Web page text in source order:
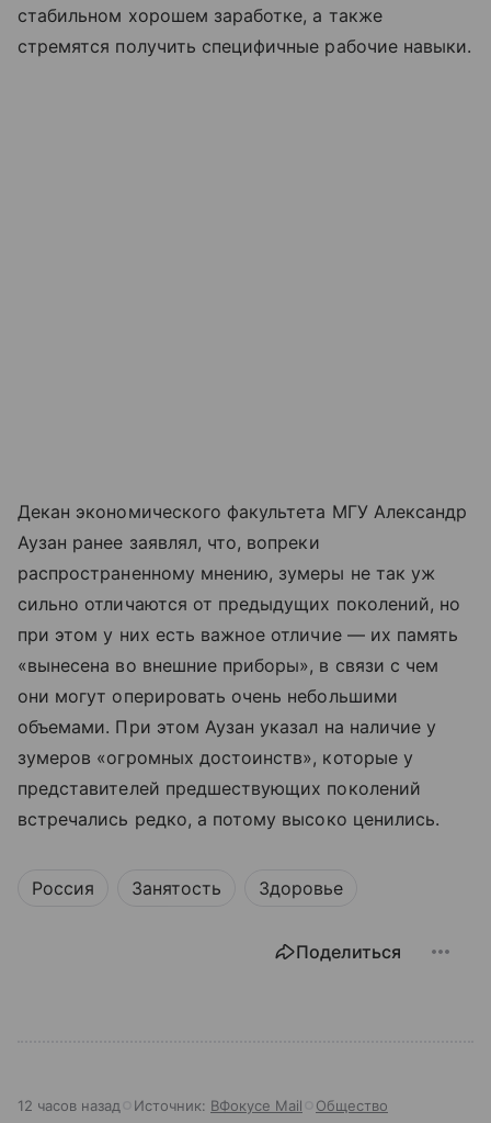
стабильном хорошем заработке, а также
стремятся получить специфичные рабочие навыки.
Декан экономического факультета МГУ Александр
Аузан ранее заявлял, что, вопреки
распространенному мнению, зумеры не так уж
сильно отличаются от предыдущих поколений, но
при этом у них есть важное отличие — их память
«вынесена во внешние приборы», в связи с чем
они могут оперировать очень небольшими
объемами. При этом Аузан указал на наличие у
зумеров «огромных достоинств», которые у
представителей предшествующих поколений
встречались редко, а потому высоко ценились.
Россия Занятость Здоровье
Поделиться
12 часов назад Источник: ВФокусе Mail Общество